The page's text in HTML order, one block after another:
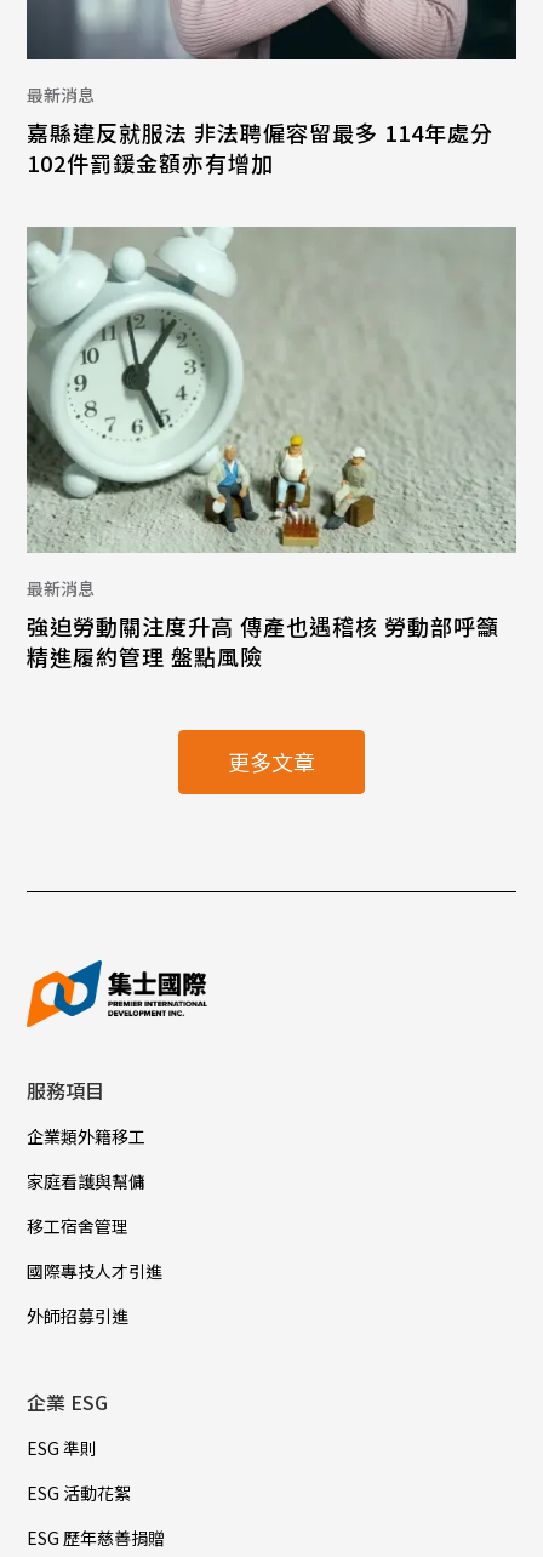
最新消息
嘉縣違反就服法 非法聘僱容留最多 114年處分
102件罰鍰金額亦有增加
最新消息
強迫勞動關注度升高 傳產也遇稽核 勞動部呼籲
精進履約管理 盤點風險
更多文章
服務項目
企業類外籍移工
家庭看護與幫傭
移工宿舍管理
國際專技人才引進
外師招募引進
企業 ESG
ESG 準則
ESG 活動花絮
ESG 歷年慈善捐贈